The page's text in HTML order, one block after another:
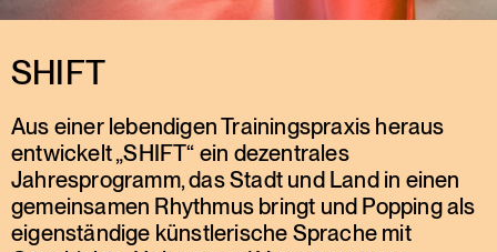
SHIFT
Aus einer lebendigen Trainingspraxis heraus
entwickelt „SHIFT“ ein dezentrales
Jahresprogramm, das Stadt und Land in einen
gemeinsamen Rhythmus bringt und Popping als
eigenständige künstlerische Sprache mit